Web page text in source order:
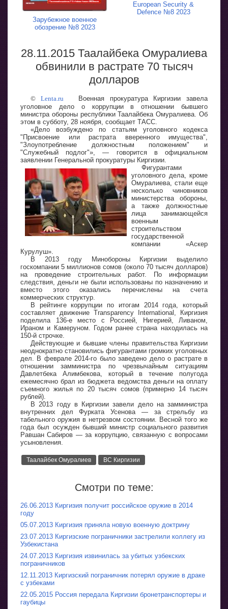
Зарубежное военное
обозрение №8 2023
European Security &
Defence №8 2023
28.11.2015 Таалайбека Омуралиева
обвинили в растрате 70 тысяч
долларов
© Lenta.ru
Военная прокуратура Киргизии завела
уголовное дело о коррупции в отношении бывшего
министра обороны республики Таалайбека Омуралиева. Об
этом в субботу, 28 ноября, сообщает ТАСС.
«Дело возбуждено по статьям уголовного кодекса
"Присвоение или растрата вверенного имущества",
"Злоупотребление должностным положением" и
"Служебный подлог"», — говорится в официальном
заявлении Генеральной прокуратуры Киргизии.
Фигурантами
уголовного дела, кроме
Омуралиева, стали еще
несколько чиновников
министерства обороны,
а также должностные
лица занимающейся
военным
строительством
государственной
компании «Аскер
Курулуш».
В 2013 году Минобороны Киргизии выделило
госкомпании 5 миллионов сомов (около 70 тысяч долларов)
на проведение строительных работ. По информации
следствия, деньги не были использованы по назначению и
вместо этого оказались перечислены на счета
коммерческих структур.
В рейтинге коррупции по итогам 2014 года, который
составляет движение Transparency International, Киргизия
поделила 136-е место с Россией, Нигерией, Ливаном,
Ираном и Камеруном. Годом ранее страна находилась на
150-й строчке.
Действующие и бывшие члены правительства Киргизии
неоднократно становились фигурантами громких уголовных
дел. В феврале 2014-го было заведено дело о растрате в
отношении замминистра по чрезвычайным ситуациям
Давлетбека Алимбекова, который в течение полугода
ежемесячно брал из бюджета ведомства деньги на оплату
съемного жилья по 20 тысяч сомов (примерно 14 тысяч
рублей).
В 2013 году в Киргизии завели дело на замминистра
внутренних дел Фурката Усенова — за стрельбу из
табельного оружия в нетрезвом состоянии. Весной того же
года был осужден бывший министр социального развития
Равшан Сабиров — за коррупцию, связанную с вопросами
усыновления.
Таалайбек Омуралиев ВС Киргизии
Смотри по теме:
26.06.2013 Киргизия получит российское оружие в 2014
году
05.07.2013 Киргизия приняла новую военную доктрину
23.07.2013 Киргизские пограничники застрелили коллегу из
Узбекистана
24.07.2013 Киргизия извинилась за убитых узбекских
пограничников
12.11.2013 Киргизский пограничник потерял оружие в драке
с узбеками
22.05.2015 Россия передала Киргизии бронетранспортеры и
гаубицы